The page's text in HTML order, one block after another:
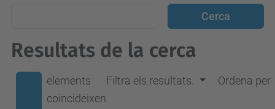
Resultats de la cerca
elements
coincideixen
Filtra els resultats. Ordena per